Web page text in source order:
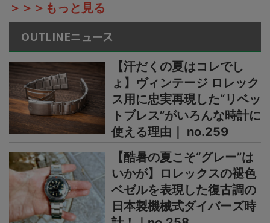
＞＞＞もっと見る
OUTLINEニュース
【汗だくの夏はコレでし
ょ】ヴィンテージ ロレック
ス用に忠実再現した“リベッ
トブレス”がいろんな時計に
使える理由｜ no.259
【酷暑の夏こそ“グレー”は
いかが】ロレックスの褪色
ベゼルを表現した復古調の
日本製機械式ダイバーズ時